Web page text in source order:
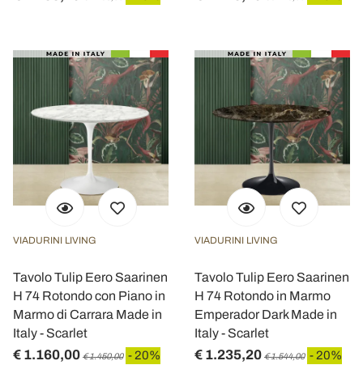
VIADURINI LIVING
Tavolo Tulip Eero Saarinen
H 74 Rotondo con Piano in
Marmo di Carrara Made in
Italy - Scarlet
€ 1.160,00 € 1.450,00 - 20%
VIADURINI LIVING
Tavolo Tulip Eero Saarinen
H 74 Rotondo in Marmo
Emperador Dark Made in
Italy - Scarlet
€ 1.235,20 € 1.544,00 - 20%